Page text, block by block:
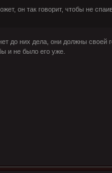
он так говорит, чтобы не
до них дела, они должны своей
и не было его уже.